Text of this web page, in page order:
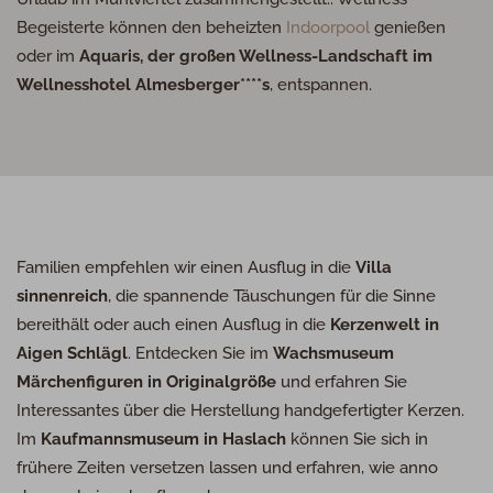
Begeisterte können den beheizten Indoorpool genießen
oder im Aquaris, der großen Wellness-Landschaft im
Wellnesshotel Almesberger****s, entspannen.
Familien empfehlen wir einen Ausflug in die Villa
sinnenreich, die spannende Täuschungen für die Sinne
bereithält oder auch einen Ausflug in die Kerzenwelt in
Aigen Schlägl. Entdecken Sie im Wachsmuseum
Märchenfiguren in Originalgröße und erfahren Sie
Interessantes über die Herstellung handgefertigter Kerzen.
Im Kaufmannsmuseum in Haslach können Sie sich in
frühere Zeiten versetzen lassen und erfahren, wie anno